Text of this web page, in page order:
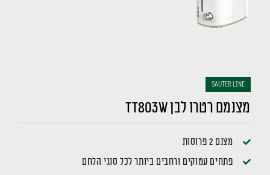
sauter LINE
מצנמם רטרו לבן TT803W
מצנם 2 פרוסות
פתחים עמוקים ורחבים ביותר לכל סוגי הלחם